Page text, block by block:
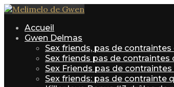
Accueil
Gwen Delmas
Sex friends, pas de
Sex friends pas de contraintes
Sex Friends pas de
Sex friends: pas de contrainte